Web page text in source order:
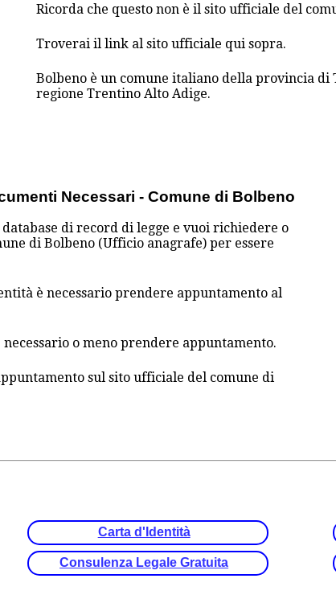
Ricorda che questo non è il sito ufficiale del
Troverai il link al sito ufficiale qui sopra.
Bolbeno è un comune italiano della provincia di
regione Trentino Alto Adige.
Necessari - Comune di Bolbeno
di record di legge e vuoi richiedere o
di Bolbeno (Ufficio anagrafe) per essere
è necessario prendere appuntamento al
o meno prendere appuntamento.
sul sito ufficiale del comune di
Carta d'Identità
Consulenza Legale Gratuita